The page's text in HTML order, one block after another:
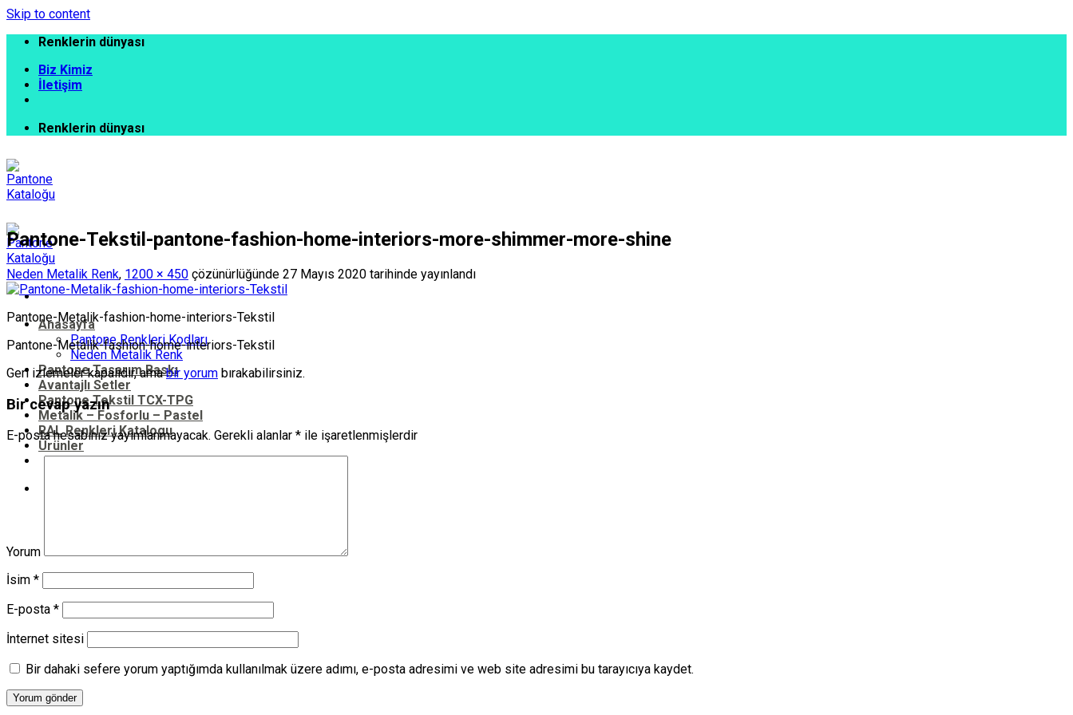
Skip to content
Renklerin dünyası
Biz Kimiz
İletişim
Renklerin dünyası
Anasayfa
Pantone Renkleri Kodları
Neden Metalik Renk
Pantone Tasarım Baskı
Avantajlı Setler
Pantone Tekstil TCX-TPG
Metalik – Fosforlu – Pastel
RAL Renkleri Katalogu
Ürünler
Pantone-Tekstil-pantone-fashion-home-interiors-more-shimmer-more-shine
Neden Metalik Renk, 1200 × 450 çözünürlüğünde 27 Mayıs 2020 tarihinde yayınlandı
Pantone-Metalik-fashion-home-interiors-Tekstil
Pantone-Metalik-fashion-home-interiors-Tekstil
Geri izlemeler kapalıdır, amabir yorum bırakabilirsiniz.
Bir cevap yazın
E-posta hesabınız yayımlanmayacak. Gerekli alanlar * ile işaretlenmişlerdir
Yorum
İsim *
E-posta *
İnternet sitesi
Bir dahaki sefere yorum yaptığımda kullanılmak üzere adımı, e-posta adresimi ve web site adresimi bu tarayıcıya kaydet.